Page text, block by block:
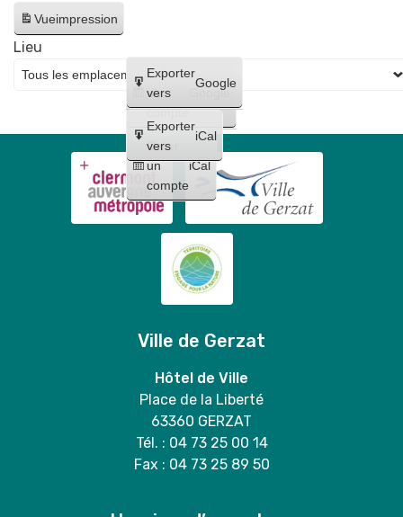
Vueimpression
Créer
un
compte
Google
Créer
un
compte
iCal
Exporter
vers
Google
Exporter
vers
iCal
Lieu
Ville de Gerzat
Hôtel de Ville
Place de la Liberté
63360 GERZAT
Tél. : 04 73 25 00 14
Fax : 04 73 25 89 50